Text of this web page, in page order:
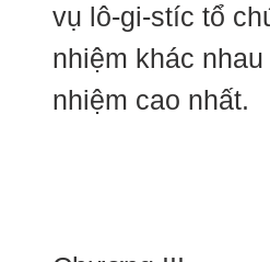
vụ lô-gi-stíc tổ
nhiệm khác
nhiệm cao nhất.